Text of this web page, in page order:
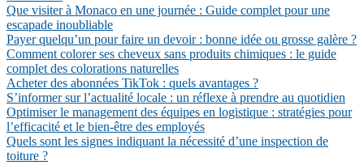
Que visiter à Monaco en une journée : Guide complet pour une
escapade inoubliable
Payer quelqu’un pour faire un devoir : bonne idée ou grosse galère ?
Comment colorer ses cheveux sans produits chimiques : le guide
complet des colorations naturelles
Acheter des abonnées TikTok : quels avantages ?
S’informer sur l’actualité locale : un réflexe à prendre au quotidien
Optimiser le management des équipes en logistique : stratégies pour
l’efficacité et le bien-être des employés
Quels sont les signes indiquant la nécessité d’une inspection de
toiture ?